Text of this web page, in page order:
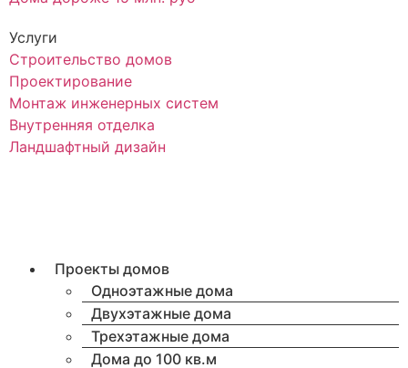
Услуги
Строительство домов
Проектирование
Монтаж инженерных систем
Внутренняя отделка
Ландшафтный дизайн
Проекты домов
Одноэтажные дома
Двухэтажные дома
Трехэтажные дома
Дома до 100 кв.м